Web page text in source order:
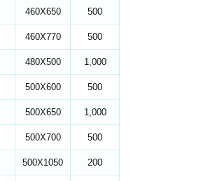
460X650 500
460X770 500
480X500 1,000
500X600 500
500X650 1,000
500X700 500
500X1050 200